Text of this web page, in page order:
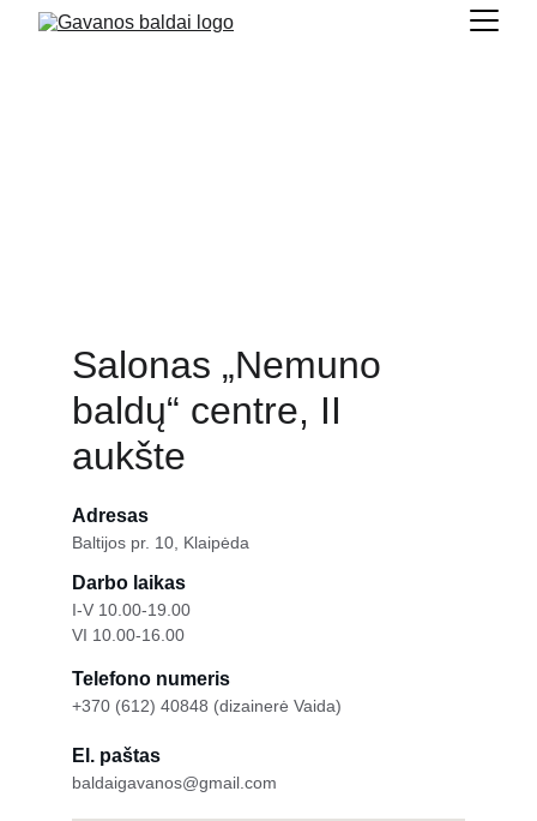
Salonas „Nemuno
baldų“ centre, II
aukšte
Adresas
Baltijos pr. 10, Klaipėda
Darbo laikas
I-V 10.00-19.00
VI 10.00-16.00
Telefono numeris
+370 (612) 40848 (dizainerė Vaida)
El. paštas
baldaigavanos@gmail.com